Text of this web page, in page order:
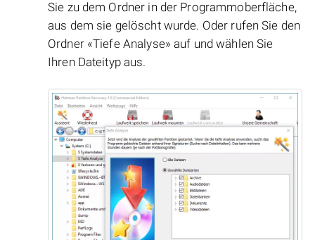
Sie zu dem Ordner in der Programmoberfläche,
aus dem sie gelöscht wurde. Oder rufen Sie den
Ordner «Tiefe Analyse» auf und wählen Sie
Ihren Dateityp aus.